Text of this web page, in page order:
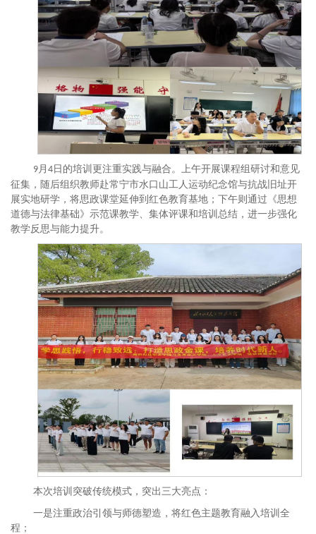
9 月 4 日的培训更注重实践与融合。上午开展课程组研讨和意见
征集，随后组织教师赴常宁市水口山工人运动纪念馆与抗战旧址开
展实地研学，将思政课堂延伸到红色教育基地；下午则通过《思想
道德与法律基础》示范课教学、集体评课和培训总结，进一步强化
教学反思与能力提升。
本次培训突破传统模式，突出三大亮点：
一是注重政治引领与师德塑造，将红色主题教育融入培训全
程；